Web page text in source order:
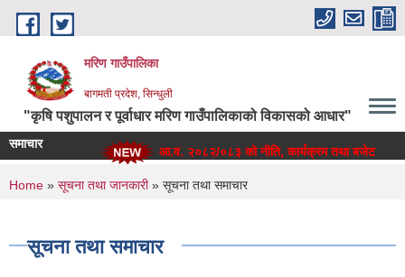
Skip to main content
मरिण गाउँपालिका
बागमती प्रदेश, सिन्धुली
"कृषि पशुपालन र पूर्वाधार मरिण गाउँपालिकाको विकासको आधार"
समाचार
आ.व. २०८२/०८३ को नीति, कार्यक्रम तथा बजेट
You are here
Home » सूचना तथा जानकारी» सूचना तथा समाचार
सूचना तथा समाचार